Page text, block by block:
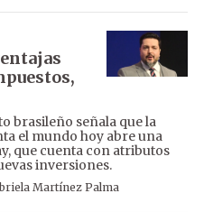
brasileño señala que la
el mundo hoy abre una
que cuenta con atributos
inversiones.
Martínez Palma